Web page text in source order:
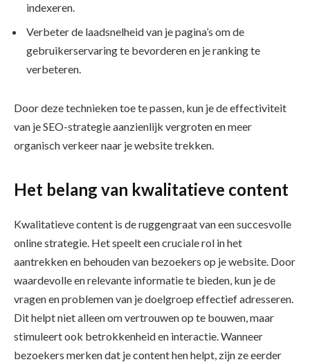
indexeren.
Verbeter de laadsnelheid van je pagina’s om de
gebruikerservaring te bevorderen en je ranking te
verbeteren.
Door deze technieken toe te passen, kun je de effectiviteit
van je SEO-strategie aanzienlijk vergroten en meer
organisch verkeer naar je website trekken.
Het belang van kwalitatieve content
Kwalitatieve content is de ruggengraat van een succesvolle
online strategie. Het speelt een cruciale rol in het
aantrekken en behouden van bezoekers op je website. Door
waardevolle en relevante informatie te bieden, kun je de
vragen en problemen van je doelgroep effectief adresseren.
Dit helpt niet alleen om vertrouwen op te bouwen, maar
stimuleert ook betrokkenheid en interactie. Wanneer
bezoekers merken dat je content hen helpt, zijn ze eerder